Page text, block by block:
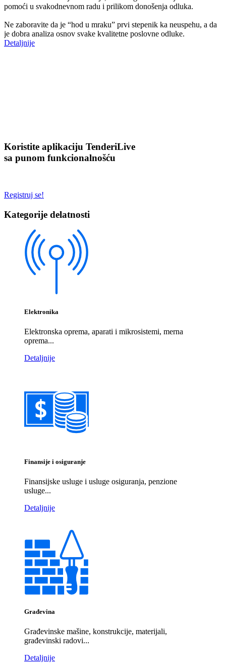
Više informacija
pomoći u svakodnevnom radu i prilikom donošenja odluka.
Ne zaboravite da je “hod u mraku” prvi stepenik ka neuspehu, a da
je dobra analiza osnov svake kvalitetne poslovne odluke.
Detaljnije
Koristite aplikaciju TenderiLive
sa punom funkcionalnošću
Registruj se!
Kategorije delatnosti
Elektronika
Elektronska oprema, aparati i mikrosistemi, merna
oprema...
Detaljnije
Finansije i osiguranje
Finansijske usluge i usluge osiguranja, penzione
usluge...
Detaljnije
Građevina
Građevinske mašine, konstrukcije, materijali,
građevinski radovi...
Detaljnije